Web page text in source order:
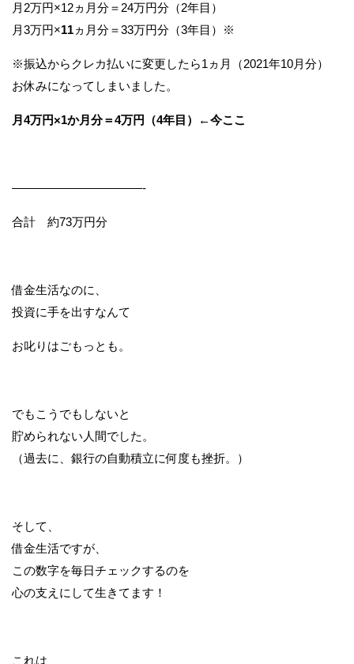
月2万円×12ヵ月分＝24万円分（2年目）
月3万円×11ヵ月分＝33万円分（3年目）※
※振込からクレカ払いに変更したら1ヵ月（2021年10月分）
お休みになってしまいました。
月4万円×1か月分＝4万円（4年目）←今ここ
———————————-
合計 約73万円分
借金生活なのに、
投資に手を出すなんて
お叱りはごもっとも。
でもこうでもしないと
貯められない人間でした。
（過去に、銀行の自動積立に何度も挫折。）
そして、
借金生活ですが、
この数字を毎日チェックするのを
心の支えにして生きてます！
これは